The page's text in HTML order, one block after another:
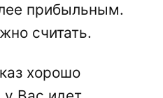
прибыльным.
считать.
хорошо